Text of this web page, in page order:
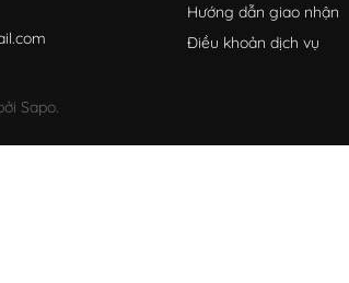
Hướng dẫn giao nhận
Điều khoản dịch vụ
Sapo.